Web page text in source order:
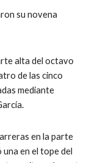
su novena
alta del octavo
de las cinco
mediante
en la parte
en el tope del